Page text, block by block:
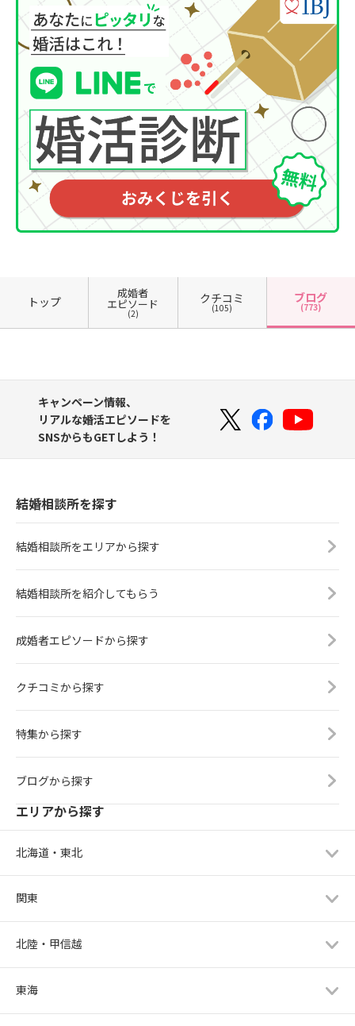
トップ
成婚者
エピソード
(2)
クチコミ
(105)
ブログ
(773)
キャンペーン情報、
リアルな婚活エピソードを
SNSからもGETしよう！
結婚相談所を探す
結婚相談所をエリアから探す
結婚相談所を紹介してもらう
成婚者エピソードから探す
クチコミから探す
特集から探す
ブログから探す
エリアから探す
北海道・東北
関東
北陸・甲信越
東海